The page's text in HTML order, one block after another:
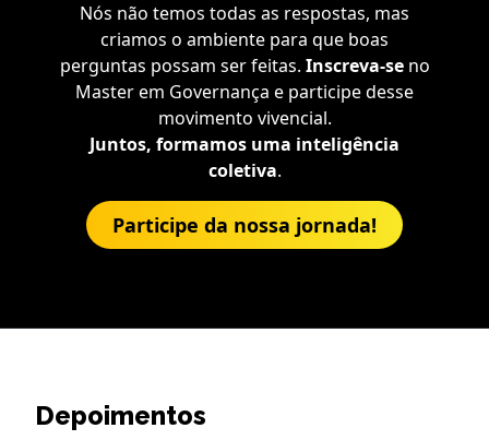
Nós não temos todas as respostas, mas
criamos o ambiente para que boas
perguntas possam ser feitas. Inscreva-seno
Master em Governança e participe desse
movimento vivencial.
Juntos, formamos uma inteligência
coletiva.
Participe da nossa jornada!
Depoimentos